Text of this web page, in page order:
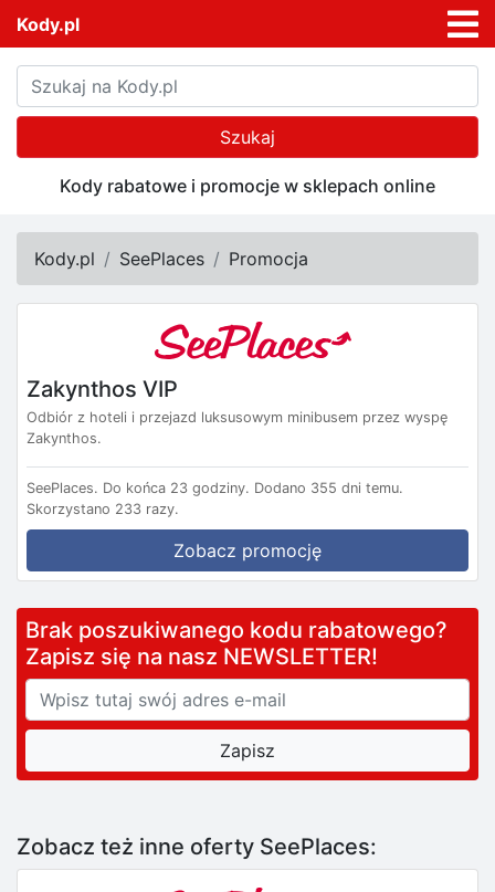
Kody.pl
Szukaj
Kody rabatowe i promocje w sklepach online
Kody.pl SeePlaces Promocja
Zakynthos VIP
Odbiór z hoteli i przejazd luksusowym minibusem przez wyspę
Zakynthos.
SeePlaces. Do końca 23 godziny. Dodano 355 dni temu.
Skorzystano 233 razy.
Zobacz promocję
Brak poszukiwanego kodu rabatowego?
Zapisz się na nasz NEWSLETTER!
Zobacz też inne oferty SeePlaces: